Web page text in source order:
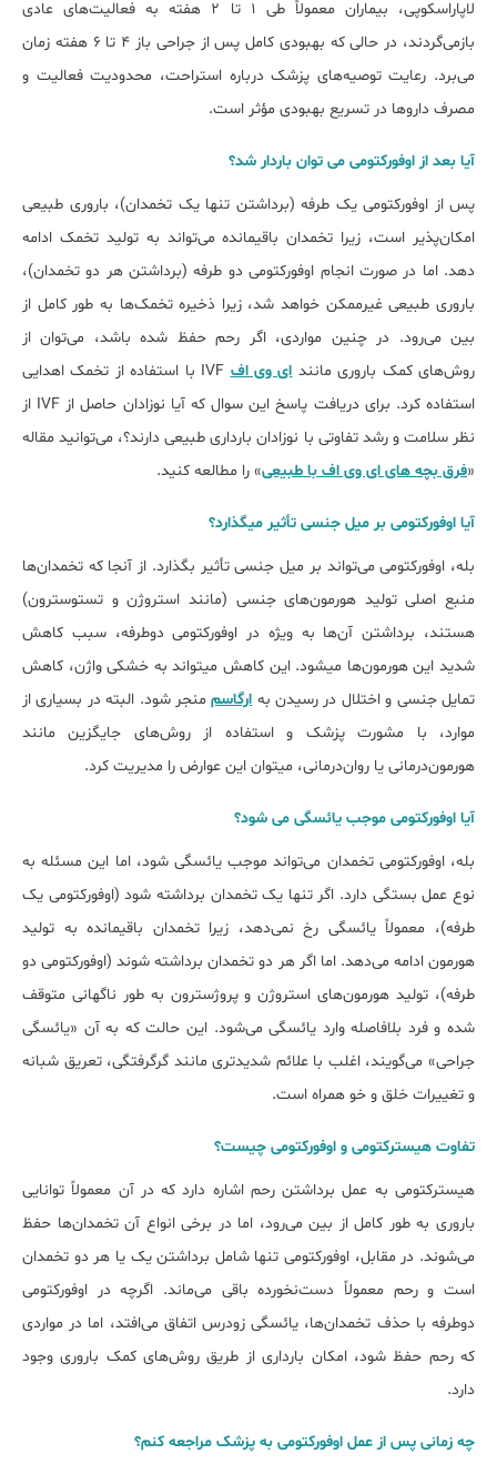
لاپاراسکوپی، بیماران معمولاً طی ۱ تا ۲ هفته به فعالیت‌های عادی
بازمی‌گردند، در حالی که بهبودی کامل پس از جراحی باز ۴ تا ۶ هفته زمان
می‌برد. رعایت توصیه‌های پزشک درباره استراحت، محدودیت فعالیت و
مصرف داروها در تسریع بهبودی مؤثر است.
آیا بعد از اوفورکتومی می توان باردار شد؟
پس از اوفورکتومی یک طرفه (برداشتن تنها یک تخمدان)، باروری طبیعی
امکان‌پذیر است، زیرا تخمدان باقیمانده می‌تواند به تولید تخمک ادامه
دهد. اما در صورت انجام اوفورکتومی دو طرفه (برداشتن هر دو تخمدان)،
باروری طبیعی غیرممکن خواهد شد، زیرا ذخیره تخمک‌ها به طور کامل از
بین می‌رود. در چنین مواردی، اگر رحم حفظ شده باشد، می‌توان از
روش‌های کمک باروری مانندای وی اف
IVF با استفاده از تخمک اهدایی
استفاده کرد. برای دریافت پاسخ این سوال که آیا نوزادان حاصل از IVF از
نظر سلامت و رشد تفاوتی با نوزادان بارداری طبیعی دارند؟، می‌توانید مقاله
«فرق بچه های ای وی اف با طبیعی» را مطالعه کنید.
آیا اوفورکتومی بر میل جنسی تأثیر میگذارد؟
بله، اوفورکتومی می‌تواند بر میل جنسی تأثیر بگذارد. از آنجا که تخمدان‌ها
منبع اصلی تولید هورمون‌های جنسی (مانند استروژن و تستوسترون)
هستند، برداشتن آن‌ها به ‌ویژه در اوفورکتومی دوطرفه، سبب کاهش
شدید این هورمون‌ها میشود. این کاهش میتواند به خشکی واژن، کاهش
تمایل جنسی و اختلال در رسیدن بهارگاسممنجر شود. البته در بسیاری از
موارد، با مشورت پزشک و استفاده از روش‌های جایگزین مانند
هورمون‌درمانی یا روان‌درمانی، میتوان این عوارض را مدیریت کرد.
آیا اوفورکتومی موجب یائسگی می شود؟
بله، اوفورکتومی تخمدان می‌تواند موجب یائسگی شود، اما این مسئله به
نوع عمل بستگی دارد. اگر تنها یک تخمدان برداشته شود (اوفورکتومی یک
طرفه)، معمولاً یائسگی رخ نمی‌دهد، زیرا تخمدان باقیمانده به تولید
هورمون ادامه می‌دهد. اما اگر هر دو تخمدان برداشته شوند (اوفورکتومی دو
طرفه)، تولید هورمون‌های استروژن و پروژسترون به طور ناگهانی متوقف
شده و فرد بلافاصله وارد یائسگی می‌شود. این حالت که به آن «یائسگی
جراحی» می‌گویند، اغلب با علائم شدیدتری مانند گرگرفتگی، تعریق شبانه
و تغییرات خلق و خو همراه است.
تفاوت ھیسترکتومی و اوفورکتومی چیست؟
ھیسترکتومی به عمل برداشتن رحم اشاره دارد که در آن معمولاً توانایی
باروری به طور کامل از بین می‌رود، اما در برخی انواع آن تخمدان‌ها حفظ
می‌شوند. در مقابل، اوفورکتومی تنها شامل برداشتن یک یا هر دو تخمدان
است و رحم معمولاً دست‌نخورده باقی می‌ماند. اگرچه در اوفورکتومی
دوطرفه با حذف تخمدان‌ها، یائسگی زودرس اتفاق می‌افتد، اما در مواردی
که رحم حفظ شود، امکان بارداری از طریق روش‌های کمک باروری وجود
دارد.
چه زمانی پس از عمل اوفورکتومی به پزشک مراجعه کنم؟